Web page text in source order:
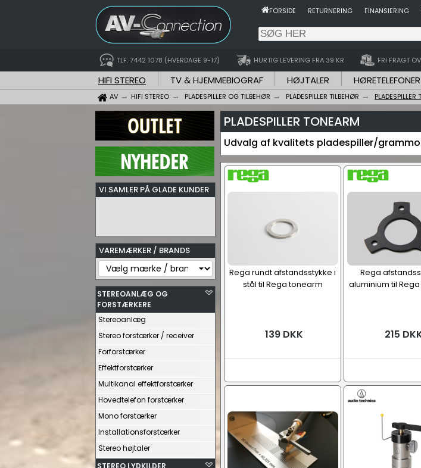
FORSIDE RETURNERING FINANSIERING
TLF. 7442 1078 (HVERDAGE 9-17) HURTIG LEVERING FRA 39 KR FRI FRAGT
HIFI STEREO TV & HJEMMEBIOGRAF HØJTALER HØRETELEFONER
AV HIFI STEREO PLADESPILLER OG TILBEHØR PLADESPILLER TILBEHØR PLADESPILLER
VI SAMLER PÅ GLADE KUNDER
VAREMÆRKER / BRANDS
STEREOANLÆG OG
FORSTÆRKERE
Stereoanlæg
Stereo forstærker / receiver
Forforstærker
Effektforstærker
Multikanal effektforstærker
Hovedtelefon forstærker
Mono forstærker
Installationsforstærker
Stereo højtaler
STEREO LYDKILDER
PLADESPILLER TONEARM
Udvalg af kvalitets pladespiller/
Rega rundt afstandsstykke i
stål til Rega tonearm
139 DKK
Rega
aluminium til
215